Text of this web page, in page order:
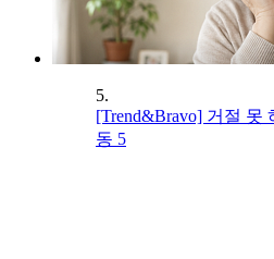
5.
[Trend&Bravo] 거절 못
동 5